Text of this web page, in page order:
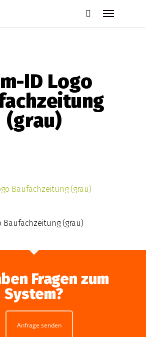
Menu
ID Logo
(grau)
Baufachzeitung (grau)
Fragen zum
System?
Anfrage senden